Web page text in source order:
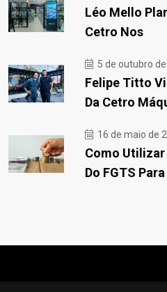
Léo Mello
Cetro Nos
5 de outubro de
Felipe Titto
Da Cetro
16 de maio de
Como
Do FGTS Para